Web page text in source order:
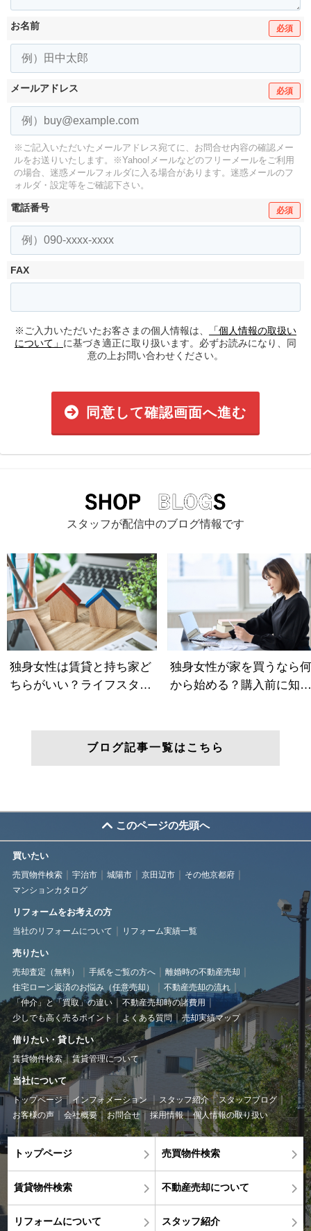
お名前 必須
メールアドレス 必須
※ご記入いただいたメールアドレス宛てに、お問合せ内容の確認メー
ルをお送りいたします。
※Yahoo!メールなどのフリーメールをご利用
の場合、迷惑メールフォルダに入る場合があります。 迷惑メールのフ
ォルダ・設定等をご確認下さい。
電話番号 必須
FAX
※ご入力いただいたお客さまの個人情報は、
「個人情報の取扱い
について」 に基づき適正に取り扱います。必ずお読みになり、同
意の上お問い合わせください。
同意して確認画面へ進む
スタッフが配信中のブログ情報です
ブログ記事一覧はこちら
このページの先頭へ
買いたい
売買物件検索 宇治市 城陽市 京田辺市
その他京都府
マンションカタログ
リフォームをお考えの方
当社のリフォームについて リフォーム実績一覧
売りたい
売却査定（無料） 手紙をご覧の方へ
離婚時の不動産売却
住宅ローン返済のお悩み（任意売却）
不動産売却の流れ
「仲介」と「買取」の違い
不動産売却時の諸費用
少しでも高く売るポイント
よくある質問 売却実績マップ
借りたい・貸したい
賃貸物件検索 賃貸管理について
当社について
トップページ インフォメーション スタッフ紹介
スタッフブログ
お客様の声
会社概要 お問合せ 採用情報 個人情報の取り扱い
トップページ 売買物件検索
賃貸物件検索 不動産売却について
リフォームについて スタッフ紹介